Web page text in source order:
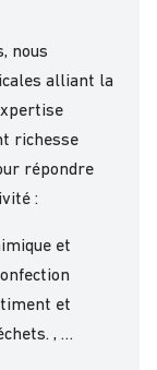
nous
alliant la
richesse
répondre
:
et
et
, …